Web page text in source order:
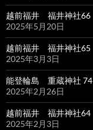
越前福井 福井神社66
2025年5月20日
越前福井 福井神社65
2025年3月3日
能登輪島 重蔵神社 74
2025年2月26日
越前福井 福井神社64
2025年2月3日